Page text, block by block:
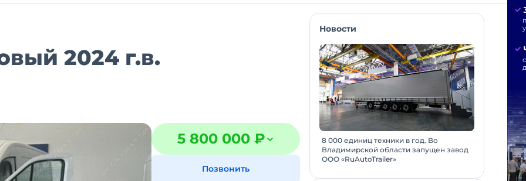
2024 г.в.
5 800 000 ₽
Позвонить
Новости
8 000 единиц техники в год. Во
Владимирской области запущен завод
ООО «RuAutoTrailer»